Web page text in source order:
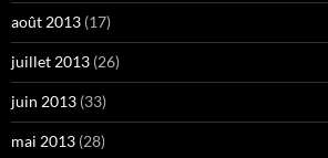
août 2013 (17)
juillet 2013 (26)
juin 2013 (33)
mai 2013 (28)